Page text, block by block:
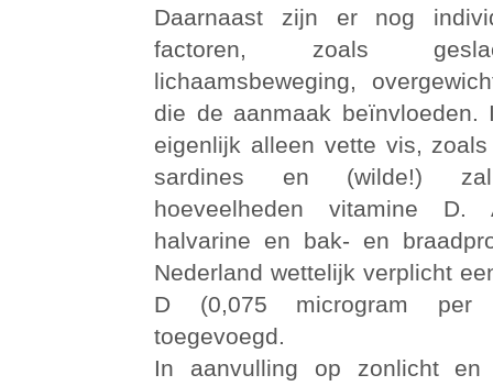
Daarnaast zijn er nog
factoren, zoals
lichaamsbeweging,
die de aanmaak beïnvloeden.
eigenlijk alleen vette vis,
sardines en (wilde!)
hoeveelheden vitamine D.
halvarine en bak- en
Nederland wettelijk verplicht
D (0,075 microgram per
toegevoegd.
In aanvulling op zonlicht